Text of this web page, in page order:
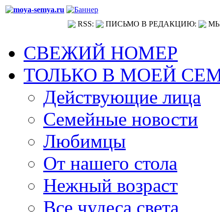
RSS: ПИСЬМО В РЕДАКЦИЮ:
СВЕЖИЙ НОМЕР
ТОЛЬКО В МОЕЙ
Действующие лица
Семейные новости
Любимцы
От нашего стола
Нежный возраст
Все чудеса света